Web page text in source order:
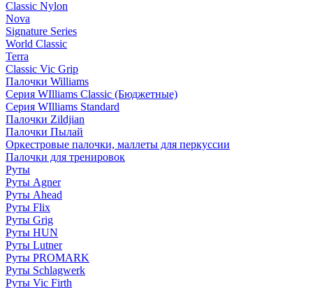
Classic Nylon
Nova
Signature Series
World Classic
Terra
Classic Vic Grip
Палочки Williams
Серия WIlliams Classic (Бюджетные)
Серия WIlliams Standard
Палочки Zildjian
Палочки Пылай
Оркестровые палочки, маллеты для перкуссии
Палочки для тренировок
Руты
Руты Agner
Руты Ahead
Руты Flix
Руты Grig
Руты HUN
Руты Lutner
Руты PROMARK
Руты Schlagwerk
Руты Vic Firth